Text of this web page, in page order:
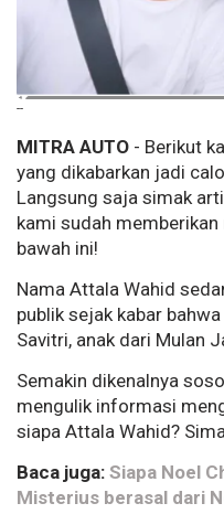
--
MITRA AUTO - Berikut
yang dikabarkan jadi
Langsung saja simak
kami sudah
bawah ini!
Nama Attala Wahid
publik sejak kabar
Savitri, anak dari Mulan
Semakin dikenalnya
mengulik informasi
siapa Attala Wahid?
Baca juga: Siapa Noel
Misterius berasal dari